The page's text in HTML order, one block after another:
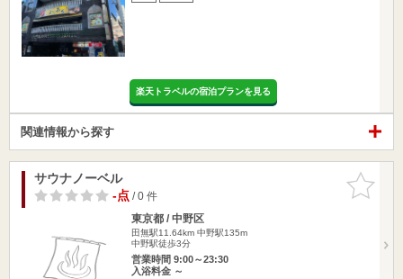
楽天トラベルの宿泊プランを見る
関連情報から探す
お気に入
りに追加
サウナノーベル
-点/ 0 件
東京都 / 中野区
田無駅11.64km 中野駅135m
中野駅徒歩3分
営業時間 9:00～23:30
入浴料金 ～